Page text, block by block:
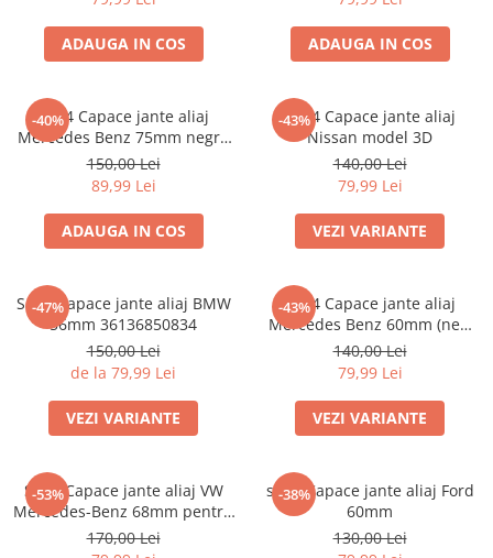
ADAUGA IN COS ADAUGA IN COS
-40%
set 4 Capace jante aliaj
Mercedes Benz 75mm negru
lucios complet (inel prindere)
150,00 Lei
89,99 Lei
ADAUGA IN COS
-43%
set 4 Capace jante aliaj
Nissan model 3D
140,00 Lei
79,99 Lei
VEZI VARIANTE
-47%
Set 4 Capace jante aliaj BMW
56mm 36136850834
150,00 Lei
de la 79,99 Lei
VEZI VARIANTE
-43%
Set 4 Capace jante aliaj
Mercedes Benz 60mm (new
black) / (silver)
140,00 Lei
79,99 Lei
VEZI VARIANTE
-53%
Set 4 Capace jante aliaj VW
Mercedes-Benz 68mm pentru
jante originale BMW
170,00 Lei
-38%
set 4 Capace jante aliaj Ford
60mm
130,00 Lei